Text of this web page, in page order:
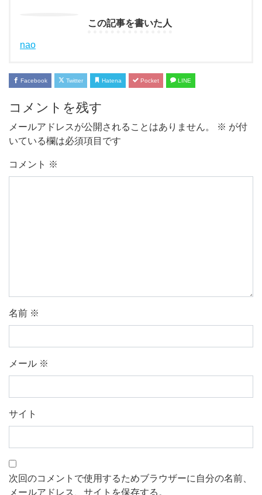
この記事を書いた人
nao
Facebook Twitter Hatena Pocket LINE
コメントを残す
メールアドレスが公開されることはありません。 ※ が付
いている欄は必須項目です
コメント ※
名前 ※
メール ※
サイト
次回のコメントで使用するためブラウザーに自分の名前、
メールアドレス、サイトを保存する。